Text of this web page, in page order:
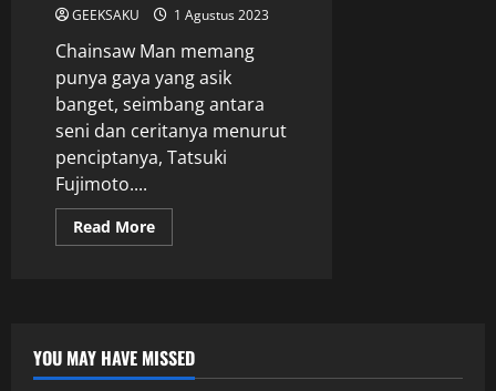
GEEKSAKU 1 Agustus 2023
Chainsaw Man memang
punya gaya yang asik
banget, seimbang antara
seni dan ceritanya menurut
penciptanya, Tatsuki
Fujimoto....
Read More
YOU MAY HAVE MISSED